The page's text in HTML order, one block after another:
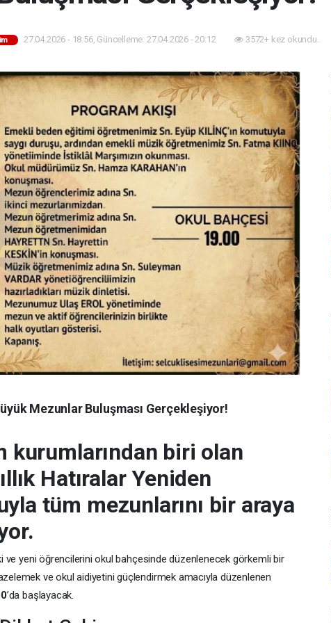
27.04.2026 - 18:56, Güncelleme: 27.04.2026 - 20:12 3572+ kez okundu.
Mezunlar Buluşması Gerçekleşiyor!
biri olan
Hatıralar Yeniden
tüm mezunlarını bir araya
ve yeni öğrencilerini okul bahçesinde düzenlenecek görkemli bir
ve okul aidiyetini güçlendirmek amacıyla düzenlenen
’da başlayacak.